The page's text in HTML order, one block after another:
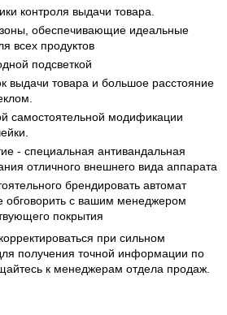
контроля выдачи товара.
обеспечивающие идеальные
всех продуктов
подсветкой
выдачи товара и большое расстояние
самостоятельной модификации
- специальная антивандальная
отличного внешнего вида аппарата
брендировать автомат
обговорить с вашим менеджером
покрытия
при сильном
получения точной информации по
к менеджерам отдела продаж.